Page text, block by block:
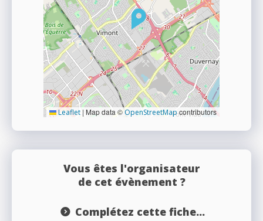
Leaflet | Map data ©OpenStreetMapcontributors
Vous êtes l'organisateur
de cet évènement ?
Complétez cette fiche...